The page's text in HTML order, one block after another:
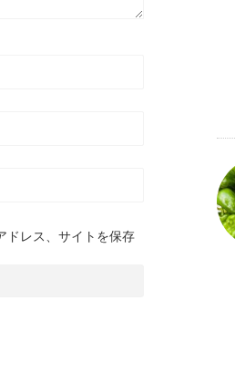
ドレス、サイトを保存